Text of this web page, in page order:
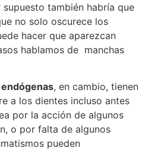
también habría que
no solo oscurece los
hacer que aparezcan
hablamos de manchas
, en cambio, tienen
a los dientes incluso antes
por la acción de algunos
o por falta de algunos
pueden